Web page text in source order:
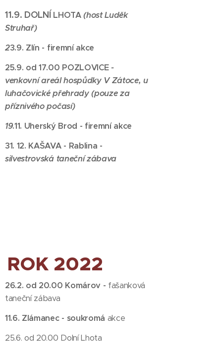
11.9. DOLNÍ LHOTA(host Luděk
Struhař)
23.9. Zlín - firemní akce
25.9. od 17.00 POZLOVICE-
venkovní areál hospůdky V Zátoce, u
luhačovické přehrady (pouze za
příznivého počasí)
19.11. Uherský Brod - firemní akce
31. 12. KAŠAVA - Rablina -
silvestrovská taneční zábava
ROK 2022
26.2. od 20.00 Komárov - fašanková
taneční zábava
11.6. Zlámanec - soukromá akce
25.6. od 20.00 Dolní Lhota